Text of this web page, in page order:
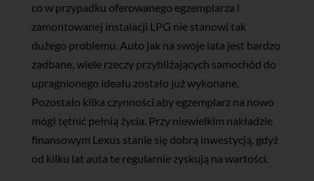
co w przypadku oferowanego egzemplarza i
zamontowanej instalacji LPG nie stanowi tak
dużego problemu. Auto jak na swoje lata jest bardzo
zadbane, wiele rzeczy przybliżających samochód do
upragnionego ideału zostało już wykonane.
Pozostało kilka czynności aby egzemplarz na nowo
mógł tętnić pełnią życia. Przy niewielkim nakładzie
finansowym Lexus stanie się dobrą inwestycją, gdyż
od kilku lat auta te regularnie zyskują na wartości.